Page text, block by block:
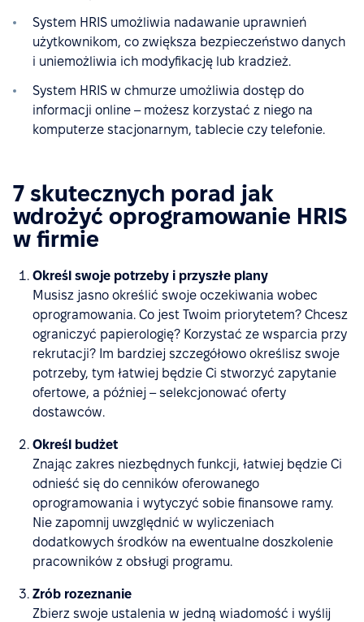
System HRIS umożliwia nadawanie uprawnień
użytkownikom, co zwiększa bezpieczeństwo danych
i uniemożliwia ich modyfikację lub kradzież.
System HRIS w chmurze umożliwia dostęp do
informacji online – możesz korzystać z niego na
komputerze stacjonarnym, tablecie czy telefonie.
7 skutecznych porad jak
wdrożyć oprogramowanie HRIS
w firmie
Określ swoje potrzeby i przyszłe plany
Musisz jasno określić swoje oczekiwania wobec
oprogramowania. Co jest Twoim priorytetem? Chcesz
ograniczyć papierologię? Korzystać ze wsparcia przy
rekrutacji? Im bardziej szczegółowo określisz swoje
potrzeby, tym łatwiej będzie Ci stworzyć zapytanie
ofertowe, a później – selekcjonować oferty
dostawców.
Określ budżet
Znając zakres niezbędnych funkcji, łatwiej będzie Ci
odnieść się do cenników oferowanego
oprogramowania i wytyczyć sobie finansowe ramy.
Nie zapomnij uwzględnić w wyliczeniach
dodatkowych środków na ewentualne doszkolenie
pracowników z obsługi programu.
Zrób rozeznanie
Zbierz swoje ustalenia w jedną wiadomość i wyślij